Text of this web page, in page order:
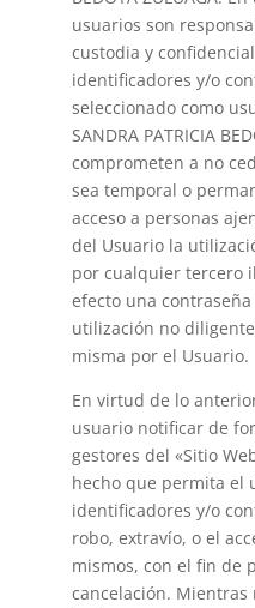
usuarios son
custodia y
identificadores y/o
seleccionado como
SANDRA PATRICIA
comprometen a no
sea temporal o
acceso a personas
del Usuario la
por cualquier tercero
efecto una
utilización no
misma por el Usuario.
En virtud de lo
usuario notificar de
gestores del «Sitio
hecho que permita el
identificadores y/o
robo, extravío, o el
mismos, con el fin de
cancelación.